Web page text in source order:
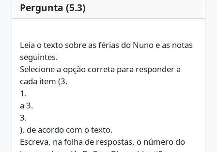
Pergunta (5.3)
Leia o texto sobre as férias do Nuno e as notas
seguintes.
Selecione a opção correta para responder a
cada item (3.
1.
a 3.
3.
), de acordo com o texto.
Escreva, na folha de respostas, o número do